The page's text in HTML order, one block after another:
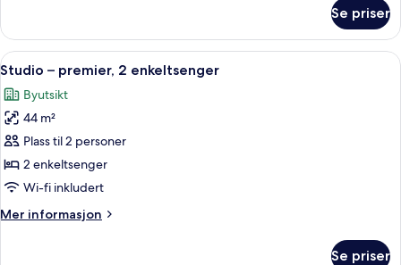
–
premier
Se priser
Åpne
alle
bildene
av
Studio
–
premier,
enkeltsenger
Sengetøy av topp kvalitet,
6
Studio – premier, 2 enkeltsenger
Byutsikt
44 m²
Plass til 2 personer
2 enkeltsenger
Wi-fi inkludert
Mer informasjon
Mer
Se priser